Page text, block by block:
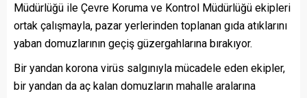
Müdürlüğü ile Çevre Koruma ve Kontrol Müdürlüğü ekipleri
ortak çalışmayla, pazar yerlerinden toplanan gıda atıklarını
yaban domuzlarının geçiş güzergahlarına bırakıyor.
Bir yandan korona virüs salgınıyla mücadele eden ekipler,
bir yandan da aç kalan domuzların mahalle aralarına